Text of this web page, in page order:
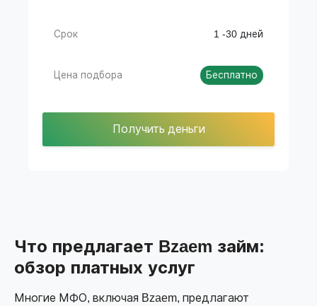
Срок 1 -30 дней
Цена подбора Бесплатно
Получить деньги
Что предлагает Bzaem займ:
обзор платных услуг
Многие МФО, включая Bzaem, предлагают